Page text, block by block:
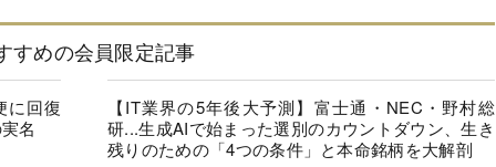
すめの会員限定記事
に回復
名
【IT業界の5年後大予測】富士通・NEC・野村総
研...生成AIで始まった選別のカウントダウン、生き
残りのための「4つの条件」と本命銘柄を大解剖